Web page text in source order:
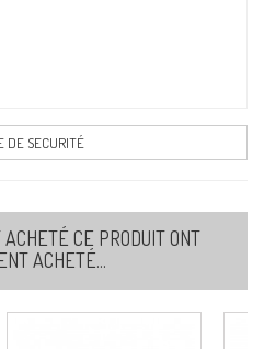
DE SECURITÉ
CE PRODUIT ONT
ACHETÉ...